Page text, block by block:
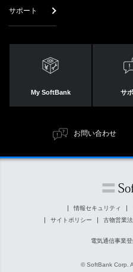
サポート
My SoftBank サ
お問い合わせ
情報セキュリティ
サイトポリシー
古物営業
電気通信事業
© SoftBank Corp.